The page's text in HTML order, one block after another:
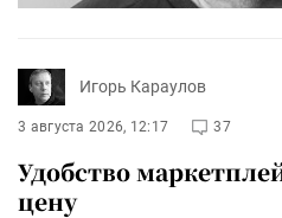
Игорь Караулов
3 августа 2026, 12:17 37
Удобство
цену